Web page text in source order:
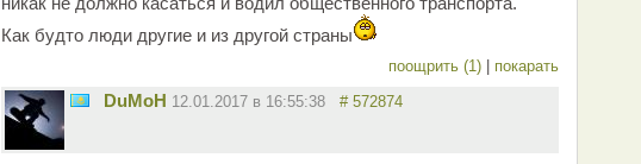
Как будто люди другие и из другой страны
поощрить (1) покарать
DuMoH 12.01.2017 в 16:55:38 # 572874